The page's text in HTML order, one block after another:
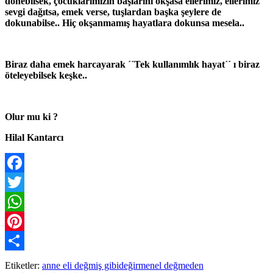
sevgi dağıtsa, emek verse, tuşlardan başka şeylere de
dokunabilse.. Hiç okşanmamış hayatlara dokunsa mesela..
Biraz daha emek harcayarak ´´Tek kullanımlık hayat´´ ı biraz
öteleyebilsek keşke..
Olur mu ki ?
Hilal Kantarcı
Facebook
Twitter
WhatsApp
Pinterest
Paylaş
Etiketler: anne eli değmiş gibideğirmenel değmeden